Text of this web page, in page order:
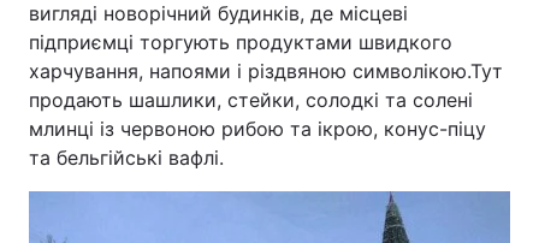
вигляді новорічний будинків, де місцеві
підприємці торгують продуктами швидкого
харчування, напоями і різдвяною символікою.Тут
продають шашлики, стейки, солодкі та солені
млинці із червоною рибою та ікрою, конус-піцу
та бельгійські вафлі.